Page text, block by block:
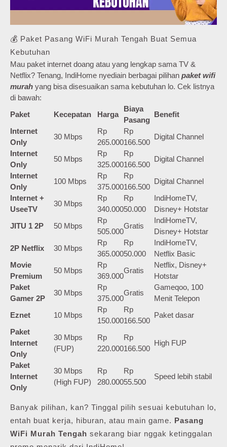
💰 Paket Pasang WiFi Murah Tengah Buat Semua
Kebutuhan
Mau paket internet doang atau yang lengkap sama TV &
Netflix? Tenang, IndiHome nyediain berbagai pilihan paket wifi
murah yang bisa disesuaikan sama kebutuhan lo. Cek listnya
di bawah:
Paket
Kecepatan Harga
Biaya
Pasang
Benefit
Internet
Only
30 Mbps
Rp
265.000
Rp
166.500
Digital Channel
Internet
Only
50 Mbps
Rp
325.000
Rp
166.500
Digital Channel
Internet
Only
100 Mbps
Rp
375.000
Rp
166.500
Digital Channel
Internet +
UseeTV
30 Mbps
Rp
340.000
Rp
50.000
IndiHomeTV,
Disney+ Hotstar
JITU 1 2P
50 Mbps
Rp
505.000
Gratis
IndiHomeTV,
Disney+ Hotstar
2P Netflix
30 Mbps
Rp
365.000
Rp
50.000
IndiHomeTV,
Netflix Basic
Movie
Premium
50 Mbps
Rp
369.000
Gratis
Netflix, Disney+
Hotstar
Paket
Gamer 2P
30 Mbps
Rp
375.000
Gratis
Gameqoo, 100
Menit Telepon
Eznet
10 Mbps
Rp
150.000
Rp
166.500
Paket dasar
Paket
Internet
Only
30 Mbps
(FUP)
Rp
220.000
Rp
166.500
High FUP
Paket
Internet
Only
30 Mbps
(High FUP)
Rp
280.000
Rp
55.500
Speed lebih stabil
Banyak pilihan, kan? Tinggal pilih sesuai kebutuhan lo,
entah buat kerja, hiburan, atau main game. Pasang
WiFi Murah Tengah sekarang biar nggak ketinggalan